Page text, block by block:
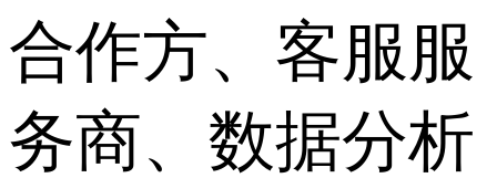
合作方、客服服
务商、数据分析